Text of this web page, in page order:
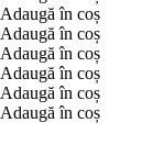
Adaugă în coș
Adaugă în coș
Adaugă în coș
Adaugă în coș
Adaugă în coș
Adaugă în coș